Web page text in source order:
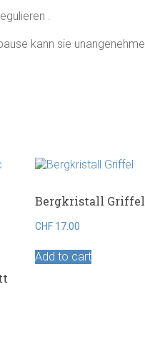
.
kann sie unangenehme
Bergkristall Griffel
CHF 17.00
Add to cart